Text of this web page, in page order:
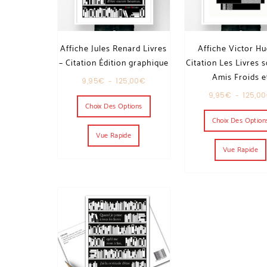
Affiche Jules Renard Livres
– Citation Édition graphique
9,95€ – 125,00€ Plage de prix : 9,95€ à 125,00€
Choix Des Options
Ce produit a plusieurs variations.
Vue Rapide
Affiche Victor
Citation Les Livres
Amis Froids
9,95€ – 125,00
Choix Des
Vue Rapide